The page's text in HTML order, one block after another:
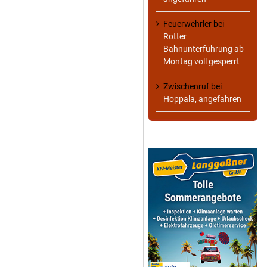
Feuerwehrler bei
Rotter
Bahnunterführung ab
Montag voll gesperrt
Zwischenruf bei
Hoppala, angefahren